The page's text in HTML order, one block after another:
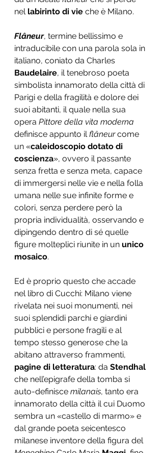
nel labirinto di vie che è Milano.
Flâneur, termine bellissimo e
intraducibile con una parola sola in
italiano, coniato da Charles
Baudelaire, il tenebroso poeta
simbolista innamorato della città di
Parigi e della fragilità e dolore dei
suoi abitanti, il quale nella sua
opera Pittore della vita moderna
definisce appunto il flâneur come
un «caleidoscopio dotato di
coscienza», ovvero il passante
senza fretta e senza meta, capace
di immergersi nelle vie e nella folla
umana nelle sue infinite forme e
colori, senza perdere però la
propria individualità, osservando e
dipingendo dentro di sé quelle
figure molteplici riunite in un unico
mosaico.
Ed è proprio questo che accade
nel libro di Cucchi: Milano viene
rivelata nei suoi monumenti, nei
suoi splendidi parchi e giardini
pubblici e persone fragili e al
tempo stesso generose che la
abitano attraverso frammenti,
pagine di letteratura: da Stendhal
che nell’epigrafe della tomba si
auto-definisce milanais, tanto era
innamorato della città il cui Duomo
sembra un «castello di marmo» e
dal grande poeta seicentesco
milanese inventore della figura del